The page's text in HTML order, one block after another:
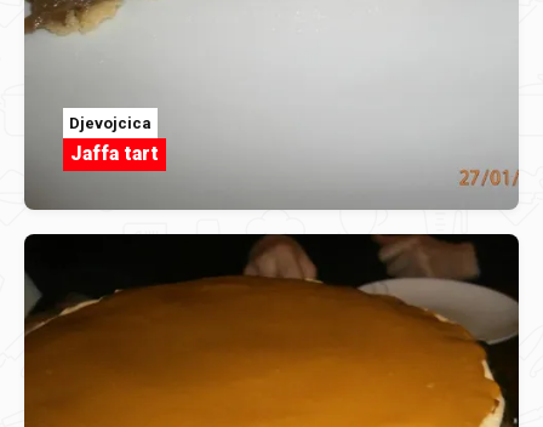
Djevojcica
Jaffa tart